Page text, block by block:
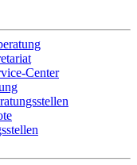
Center